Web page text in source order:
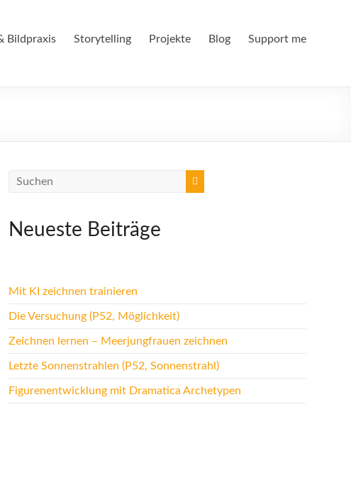
Bildpraxis Storytelling Projekte Blog Support me
Neueste Beiträge
Mit KI zeichnen trainieren
Die Versuchung (P52, Möglichkeit)
Zeichnen lernen – Meerjungfrauen zeichnen
Letzte Sonnenstrahlen (P52, Sonnenstrahl)
Figurenentwicklung mit Dramatica Archetypen